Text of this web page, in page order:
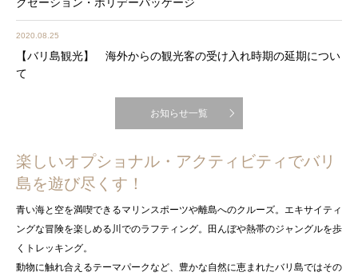
2020.08.25
【バリ島観光】 海外からの観光客の受け入れ時期の延期につい
て
お知らせ一覧
楽しいオプショナル・アクティビティでバリ
島を遊び尽くす！
青い海と空を満喫できるマリンスポーツや離島へのクルーズ。エキサイティ
ングな冒険を楽しめる川でのラフティング。田んぼや熱帯のジャングルを歩
くトレッキング。
動物に触れ合えるテーマパークなど、豊かな自然に恵まれたバリ島ではその